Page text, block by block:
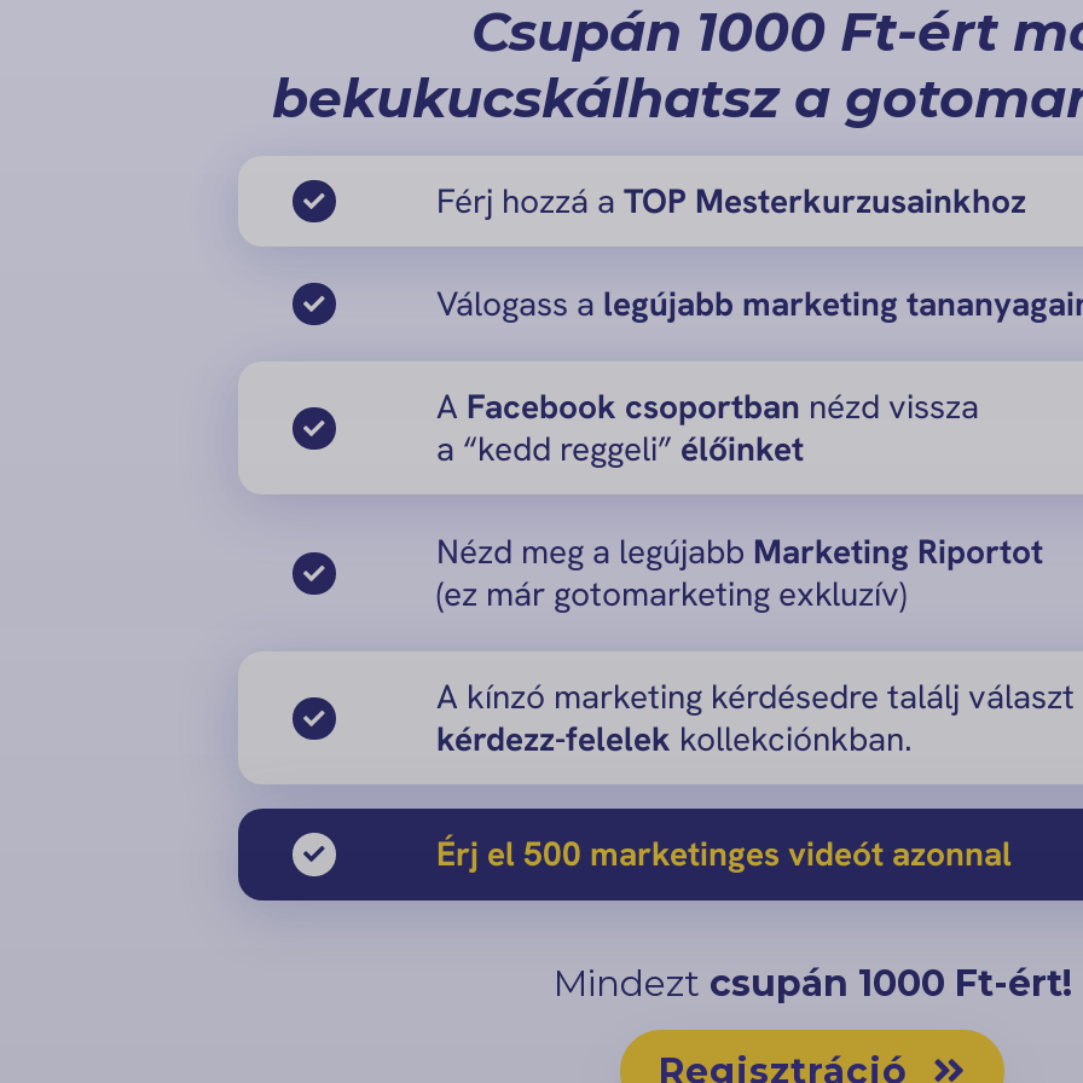
Csupán 1000 Ft-ért
bekukucskálhatsz a
Férj hozzá aTOP Mesterkurzusainkhoz
Válogass a legújabb marketing
A Facebook csoportban nézd vissza
a “kedd reggeli” élőinket
Nézd meg a legújabb Marketing Riportot
(ez már gotomarketing exkluzív)
A kínzó marketing kérdésedre találj választ
kérdezz-felelek kollekciónkban.
Érj el 500 marketinges videót azonnal
Mindezt csupán 1000 Ft-ért!
Regisztráció